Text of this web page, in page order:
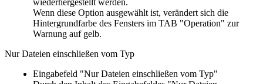
Wenn diese Option ausgewählt ist, verändert sich die
Hintergrundfarbe des Fensters im TAB "Operation" zur
Warnung auf gelb.
Nur Dateien einschließen vom Typ
Eingabefeld "Nur Dateien einschließen vom Typ"